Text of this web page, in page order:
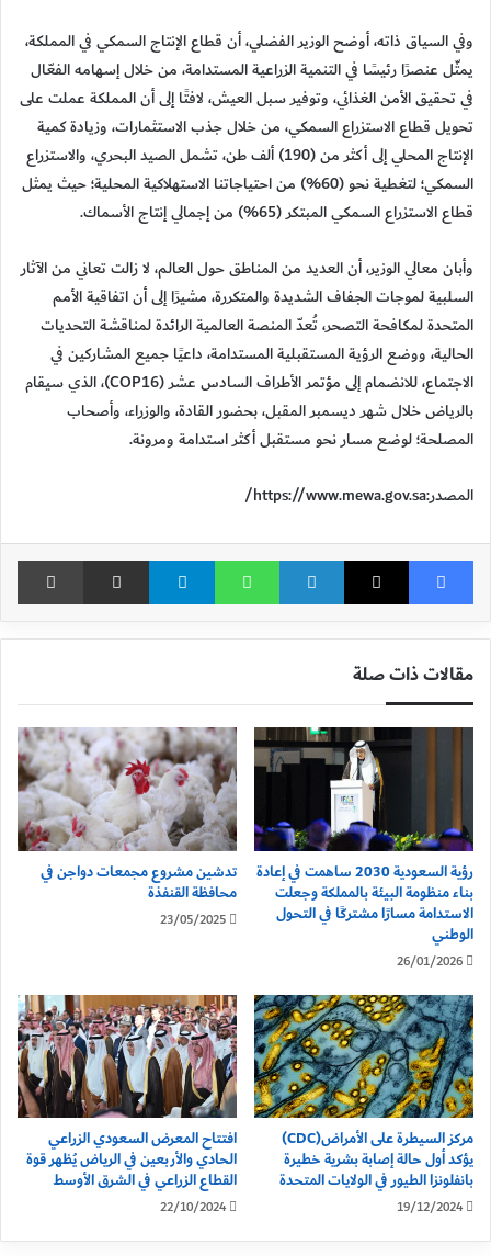
وفي السياق ذاته، أوضح الوزير الفضلي، أن قطاع الإنتاج السمكي في المملكة،
يمثّل عنصرًا رئيسًا في التنمية الزراعية المستدامة، من خلال إسهامه الفعّال
في تحقيق الأمن الغذائي، وتوفير سبل العيش، لافتًا إلى أن المملكة عملت على
تحويل قطاع الاستزراع السمكي، من خلال جذب الاستثمارات، وزيادة كمية
الإنتاج المحلي إلى أكثر من (190) ألف طن، تشمل الصيد البحري، والاستزراع
السمكي؛ لتغطية نحو (60%) من احتياجاتنا الاستهلاكية المحلية؛ حيث يمثل
قطاع الاستزراع السمكي المبتكر (65%) من إجمالي إنتاج الأسماك.
وأبان معالي الوزير، أن العديد من المناطق حول العالم، لا زالت تعاني من الآثار
السلبية لموجات الجفاف الشديدة والمتكررة، مشيرًا إلى أن اتفاقية الأمم
المتحدة لمكافحة التصحر، تُعدّ المنصة العالمية الرائدة لمناقشة التحديات
الحالية، ووضع الرؤية المستقبلية المستدامة، داعيًا جميع المشاركين في
الاجتماع، للانضمام إلى مؤتمر الأطراف السادس عشر (COP16)، الذي سيقام
بالرياض خلال شهر ديسمبر المقبل، بحضور القادة، والوزراء، وأصحاب
المصلحة؛ لوضع مسار نحو مستقبل أكثر استدامة ومرونة.​
المصدر:https://www.mewa.gov.sa/
فيسبوك X لينكدإن واتساب تيلقرام مشاركة عبر البريد
مقالات ذات صلة
رؤية السعودية 2030 ساهمت في إعادة
بناء منظومة البيئة بالمملكة وجعلت
الاستدامة مسارًا مشتركًا في التحول
الوطني
26/01/2026
تدشين مشروع مجمعات دواجن في
محافظة القنفذة
23/05/2025
مركز السيطرة على الأمراض(CDC)
يؤكد أول حالة إصابة بشرية خطيرة
بانفلونزا الطيور في الولايات المتحدة
19/12/2024
افتتاح المعرض السعودي الزراعي
الحادي والأربعين في الرياض يُظهر قوة
القطاع الزراعي في الشرق الأوسط
22/10/2024